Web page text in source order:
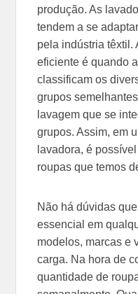
produção. As
tendem a se
pela indústria têxtil.
eficiente é quando
classificam os
grupos
lavagem que se
grupos. Assim, em
lavadora, é
roupas que temos
Não há dúvidas
essencial em
modelos, marcas e
carga. Na hora de
quantidade de